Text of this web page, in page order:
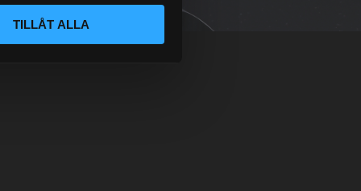
TILLÅT ALLA